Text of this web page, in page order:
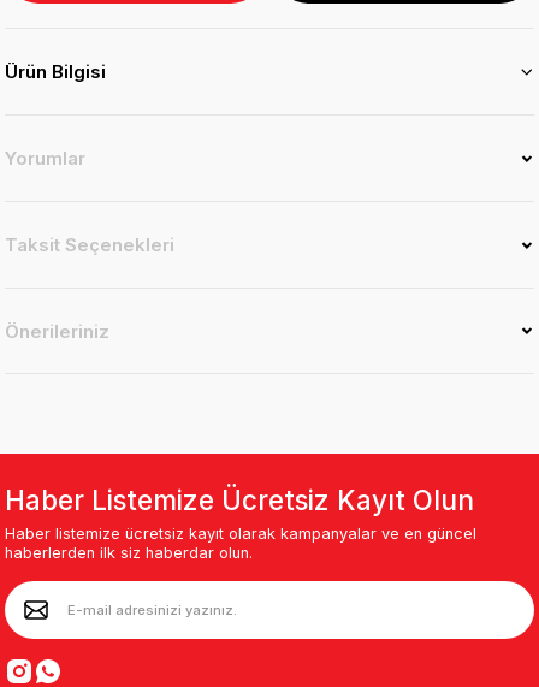
Ürün Bilgisi
Yorumlar
Taksit Seçenekleri
Önerileriniz
Haber Listemize Ücretsiz Kayıt Olun
Haber listemize ücretsiz kayıt olarak kampanyalar ve en güncel
haberlerden ilk siz haberdar olun.